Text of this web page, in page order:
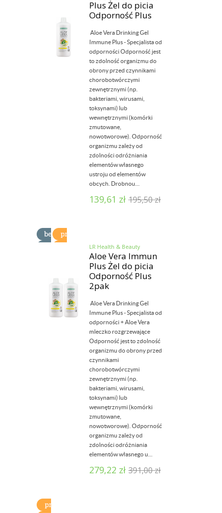
Plus Żel do picia
Odporność Plus
Aloe Vera Drinking Gel
Immune Plus - Specjalista od
odporności Odporność jest
to zdolność organizmu do
obrony przed czynnikami
chorobotwórczymi
zewnętrznymi (np.
bakteriami, wirusami,
toksynami) lub
wewnętrznymi (komórki
zmutowane,
nowotworowe). Odporność
organizmu zależy od
zdolności odróżniania
elementów własnego
ustroju od elementów
obcych. Drobnou...
139,61 zł 195,50zł
LR Health & Beauty
Aloe Vera Immun
Plus Żel do picia
Odporność Plus
2pak
Aloe Vera Drinking Gel
Immune Plus - Specjalista od
odporności + Aloe Vera
mleczko rozgrzewające
Odporność jest to zdolność
organizmu do obrony przed
czynnikami
chorobotwórczymi
zewnętrznymi (np.
bakteriami, wirusami,
toksynami) lub
wewnętrznymi (komórki
zmutowane,
nowotworowe). Odporność
organizmu zależy od
zdolności odróżniania
elementów własnego u...
279,22 zł 391,00zł